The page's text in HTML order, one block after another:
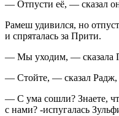
— Отпусти её, — сказал
Рамеш удивился, но
и спряталась за Прити.
— Мы уходим, — сказала
— Стойте, — сказал
— С ума сошли? Знаете,
с нами? -испугалась